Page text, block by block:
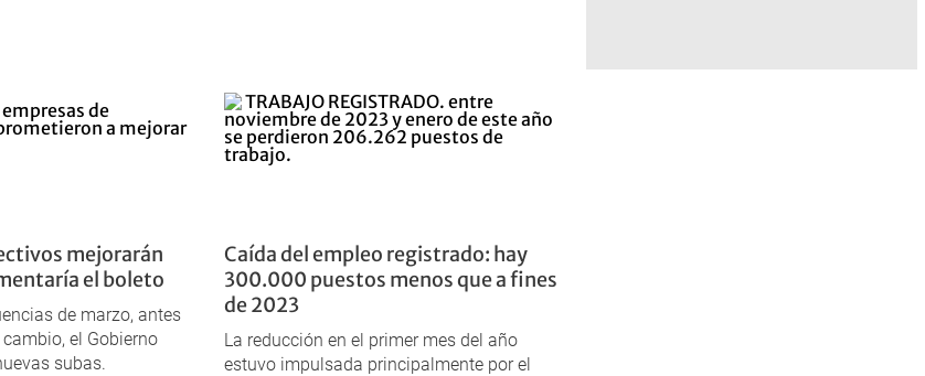
mejorarán
el boleto
de marzo, antes
el Gobierno
subas.
Caída del empleo registrado: hay
300.000 puestos menos que a fines
de 2023
La reducción en el primer mes del año
estuvo impulsada principalmente por el